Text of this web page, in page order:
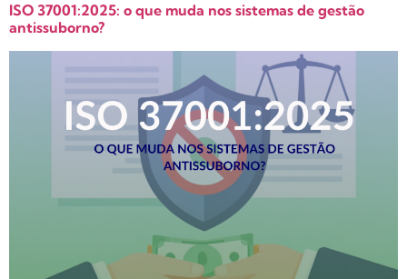
ISO 37001:2025: o que muda nos sistemas de gestão
antissuborno?